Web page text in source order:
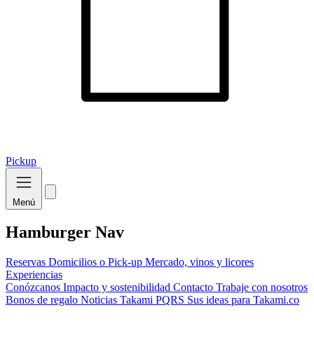
Pickup
Menú
Hamburger Nav
Reservas Domicilios o Pick-up Mercado, vinos y licores
Experiencias
Conózcanos Impacto y sostenibilidad Contacto Trabaje con nosotros
Bonos de regalo Noticias Takami PQRS Sus ideas para Takami.co